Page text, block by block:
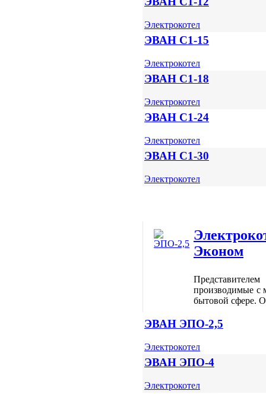
Электрокотел
ЭВАН С1-15
Электрокотел
ЭВАН С1-18
Электрокотел
ЭВАН С1-24
Электрокотел
ЭВАН С1-30
Электрокотел
Эконом
производимые с
бытовой сфере.
ЭВАН ЭПО-2,5
Электрокотел
ЭВАН ЭПО-4
Электрокотел